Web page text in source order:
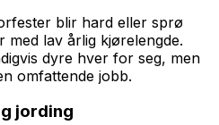
blir hard eller sprø
med lav årlig kjørelengde.
dyre hver for seg, men
omfattende jobb.
jording